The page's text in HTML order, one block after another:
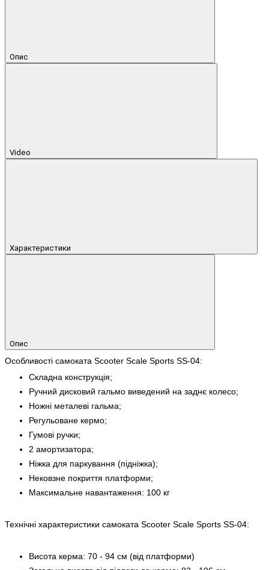
Опис
Video
Характеристики
Опис
Особливості самоката Scooter Scale Sports SS-04:
Складна конструкція;
Ручний дисковий гальмо виведений на заднє колесо;
Ножні металеві гальма;
Регульоване кермо;
Гумові ручки;
2 амортизатора;
Ніжка для паркування (підніжка);
Нековзне покриття платформи;
Максимальне навантаження: 100 кг
Технічні характеристики самоката Scooter Scale Sports SS-04:
Висота керма: 70 - 94 см (від платформи)